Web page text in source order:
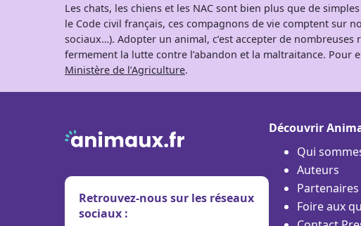
Les chats, les chiens et les NAC sont bien plus que de
le Code civil français, ces compagnons de vie comptent sur
sociaux…). Adopter un animal, c’est accepter de
fermement la lutte contre l’abandon et la maltraitance.
Ministère de l’Agriculture.
Retrouvez-nous sur les réseaux
sociaux :
Découvrir
Qui
Auteurs
Partenaires
Foire aux